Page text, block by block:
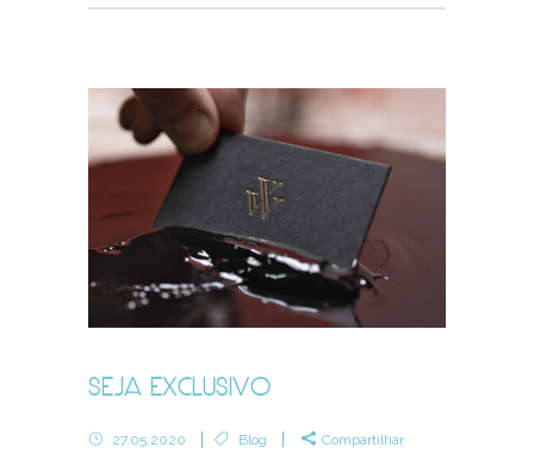
SEJA EXCLUSIVOㅤㅤㅤㅤㅤㅤㅤㅤㅤㅤㅤㅤㅤㅤㅤ
27.05.2020 Blog Compartilhar